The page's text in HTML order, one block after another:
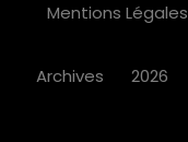
Mentions Légales
Archives 2026